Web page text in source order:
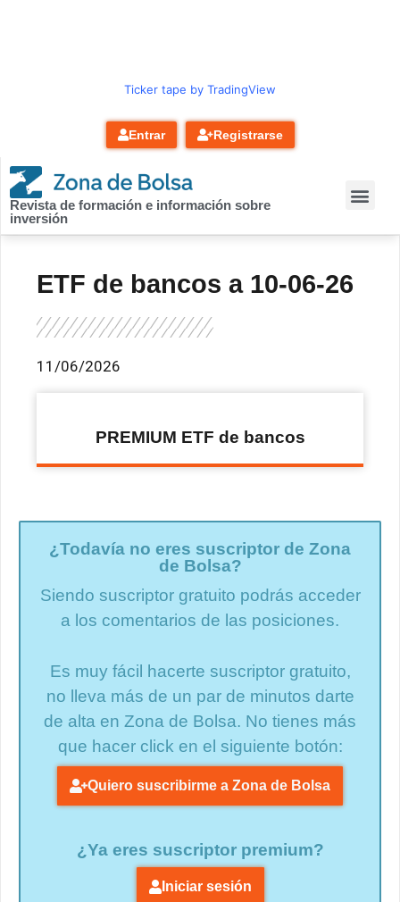
Ticker tape by TradingView
Entrar Registrarse
Revista de formación e información sobre
inversión
ETF de bancos a 10-06-26
11/06/2026
PREMIUM ETF de bancos
¿Todavía no eres suscriptor de Zona
de Bolsa?
Siendo suscriptor gratuito podrás acceder
a los comentarios de las posiciones.
Es muy fácil hacerte suscriptor gratuito,
no lleva más de un par de minutos darte
de alta en Zona de Bolsa. No tienes más
que hacer click en el siguiente botón:
Quiero suscribirme a Zona de Bolsa
¿Ya eres suscriptor premium?
Iniciar sesión